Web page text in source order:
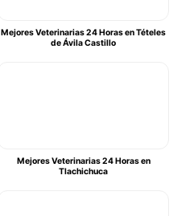
Mejores Veterinarias 24 Horas en Tételes
de Ávila Castillo
Mejores Veterinarias 24 Horas en
Tlachichuca